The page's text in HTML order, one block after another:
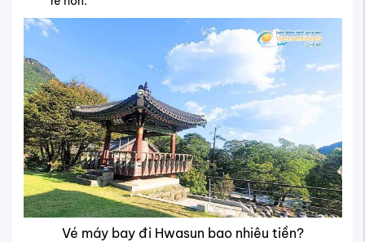
Vé máy bay đi Hwasun bao nhiêu tiền?